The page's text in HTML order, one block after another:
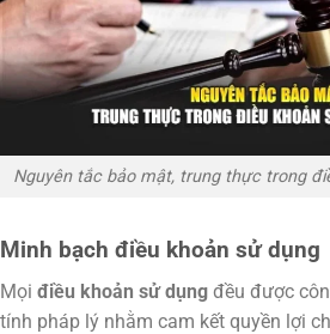
Nguyên tắc bảo mật, trung thực trong
Minh bạch điều khoản sử dụng
Mọi điều khoản sử dụng đều được
tính pháp lý nhằm cam kết quyền lợi